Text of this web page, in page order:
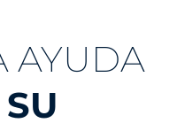
AYUDA
SU